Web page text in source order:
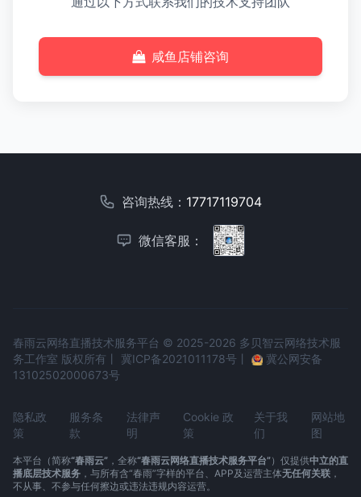
咸鱼店铺咨询
咨询热线： 17717119704
微信客服：
春雨云网络直播技术服务平台 © 2025-2026 多贝智云网络技术服
务工作室 版权所有丨 冀ICP备2021011178号 丨
冀公网安备
13102502000673号
隐私政
策
服务条
款
法律声
明
Cookie 政
策
关于我
们
网站地
图
本平台（简称“春雨云” ，全称“春雨云网络直播技术服务平台”）仅提供中立的直
播底层技术服务 ，与所有含“春雨”字样的平台、APP及运营主体无任何关联 ，
不从事、不参与任何擦边或违法违规内容运营。